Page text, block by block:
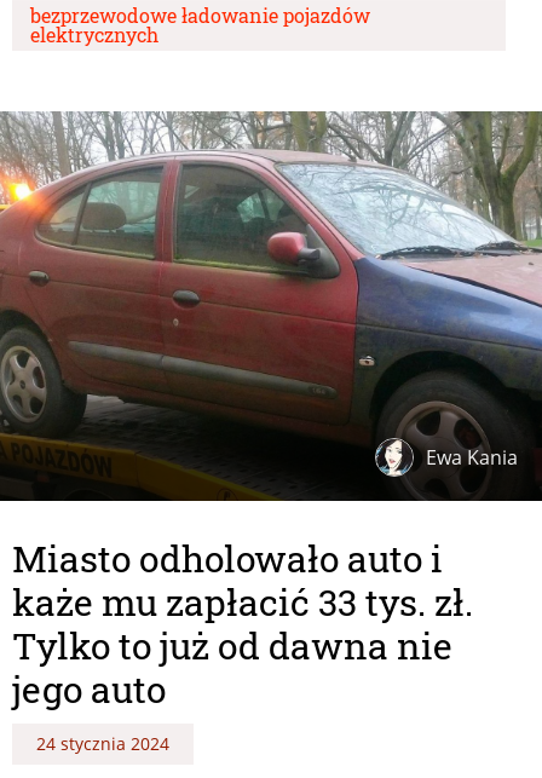
bezprzewodowe ładowanie pojazdów
elektrycznych
Ewa Kania
Miasto odholowało auto i
każe mu zapłacić 33 tys. zł.
Tylko to już od dawna nie
jego auto
24 stycznia 2024